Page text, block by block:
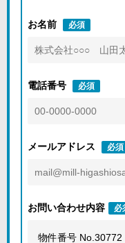
お名前 必須
電話番号 必須
メールアドレス 必須
お問い合わせ内容 必